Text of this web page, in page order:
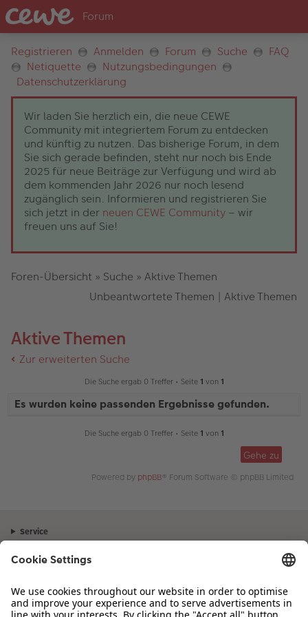
Registrieren Anmelden Forum Suche
FAQ
Netiquette
Nutzungsbedingungen
Datenschutzerklärung
Wir laden Sie herzlich ein, die neue CEWE
Community mit integriertem Forum zu entdecken
und künftig zu nutzen. Das bisherige Forum, in dem
Sie sich gerade befinden, steht nur noch bis Ende
2025 für neue Beiträge zur Verfügung und wird ab
dem kommenden Jahr 2026 nur noch lesend
zugänglich sein. Informieren und registrieren Sie
sich jetzt in der neuen CEWE Community – wir
freuen uns auf Sie!
Foren-Übersicht » Suche » Aktive Themen
Unbeantwortete Themen | Aktive Themen
Aktive Themen
Zur erweiterten Suche
Die Suche ergab 0 Treffer • Seite 1 von 1
Es wurden keine passenden Ergebnisse gefunden.
Die Suche ergab 0 Treffer • Seite 1 von 1
Gehe zu
Powered by phpBB® Forum Software © phpBB Limited
Service
Sortiment